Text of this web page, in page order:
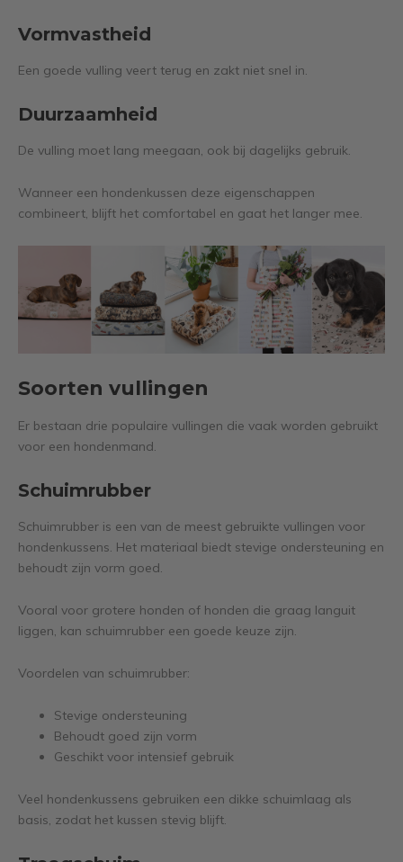
Vormvastheid
Een goede vulling veert terug en zakt niet snel in.
Duurzaamheid
De vulling moet lang meegaan, ook bij dagelijks gebruik.
Wanneer een hondenkussen deze eigenschappen
combineert, blijft het comfortabel en gaat het langer mee.
Soorten vullingen
Er bestaan drie populaire vullingen die vaak worden gebruikt
voor een hondenmand.
Schuimrubber
Schuimrubber is een van de meest gebruikte vullingen voor
hondenkussens. Het materiaal biedt stevige ondersteuning en
behoudt zijn vorm goed.
Vooral voor grotere honden of honden die graag languit
liggen, kan schuimrubber een goede keuze zijn.
Voordelen van schuimrubber:
Stevige ondersteuning
Behoudt goed zijn vorm
Geschikt voor intensief gebruik
Veel hondenkussens gebruiken een dikke schuimlaag als
basis, zodat het kussen stevig blijft.